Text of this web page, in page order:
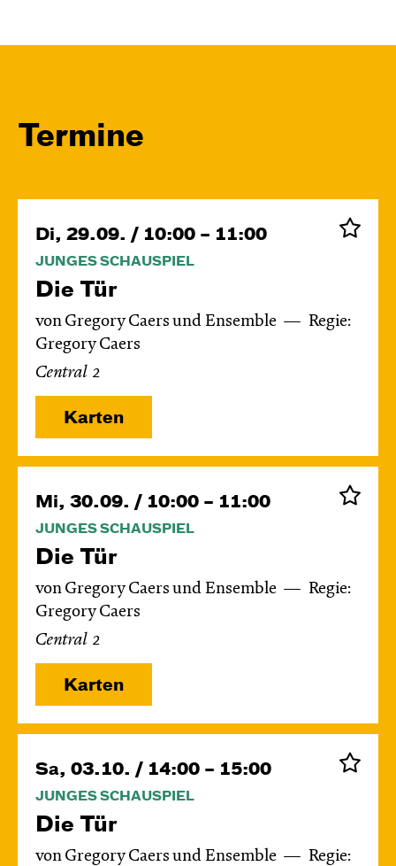
Termine
Di, 29.09. / 10:00 – 11:00
JUNGES SCHAUSPIEL
Die Tür
von Gregory Caers und Ensemble
Regie:
Gregory Caers
Central 2
Karten
Mi, 30.09. / 10:00 – 11:00
JUNGES SCHAUSPIEL
Die Tür
von Gregory Caers und Ensemble
Regie:
Gregory Caers
Central 2
Karten
Sa, 03.10. / 14:00 – 15:00
JUNGES SCHAUSPIEL
Die Tür
von Gregory Caers und Ensemble
Regie: